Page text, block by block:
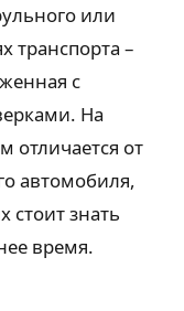
или
транспорта –
с
На
отличается от
автомобиля,
стоит знать
время.